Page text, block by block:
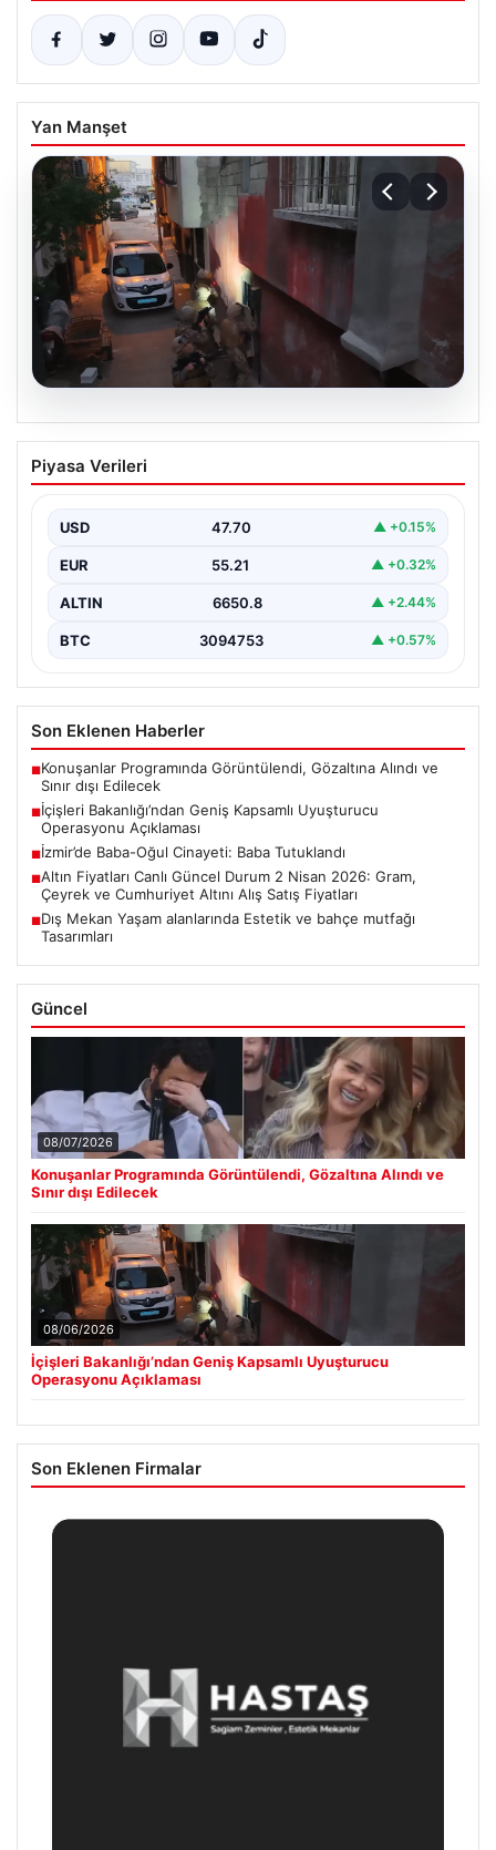
Yan Manşet
İçişleri Bakanlığı’ndan Geniş Kapsamlı
Uyuşturucu Operasyonu Açıklaması
kapsamlı uyuşturucu ile mücadele çalışmaları
kapsamında, İçişleri Bakanlığı önemli…
Piyasa Verileri
USD 47.70 ▲ +0.15%
EUR 55.21 ▲ +0.32%
ALTIN 6650.8 ▲ +2.44%
BTC 3094753 ▲ +0.57%
Son Eklenen Haberler
■Konuşanlar Programında Görüntülendi, Gözaltına Alındı ve
Sınır dışı Edilecek
■İçişleri Bakanlığı’ndan Geniş Kapsamlı Uyuşturucu
Operasyonu Açıklaması
■İzmir’de Baba-Oğul Cinayeti: Baba Tutuklandı
■Altın Fiyatları Canlı Güncel Durum 2 Nisan 2026: Gram,
Çeyrek ve Cumhuriyet Altını Alış Satış Fiyatları
■Dış Mekan Yaşam alanlarında Estetik ve bahçe mutfağı
Tasarımları
Güncel
08/07/2026
Konuşanlar Programında Görüntülendi, Gözaltına Alındı ve
Sınır dışı Edilecek
08/06/2026
İçişleri Bakanlığı’ndan Geniş Kapsamlı Uyuşturucu
Operasyonu Açıklaması
Son Eklenen Firmalar